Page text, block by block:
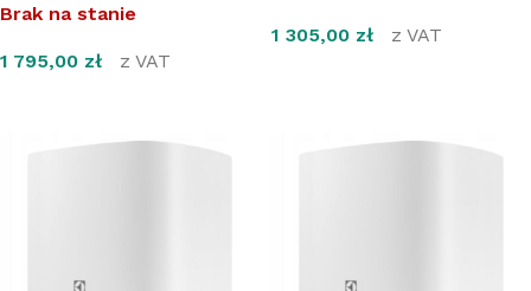
Brak na stanie
1 795,00 zł z VAT
1 305,00 zł z VAT